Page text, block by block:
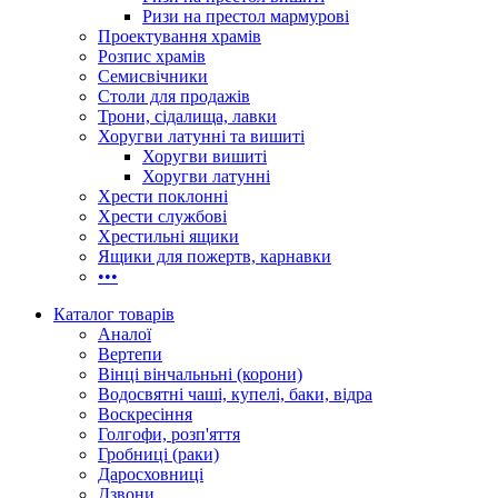
Ризи на престол мармурові
Проектування храмів
Розпис храмів
Семисвічники
Столи для продажів
Трони, сідалища, лавки
Хоругви латунні та вишиті
Хоругви вишиті
Хоругви латунні
Хрести поклонні
Хрести службові
Хрестильні ящики
Ящики для пожертв, карнавки
•••
Каталог товарів
Аналої
Вертепи
Вінці вінчальньні (корони)
Водосвятні чаші, купелі, баки, відра
Воскресіння
Голгофи, розп'яття
Гробниці (раки)
Даросховниці
Дзвони